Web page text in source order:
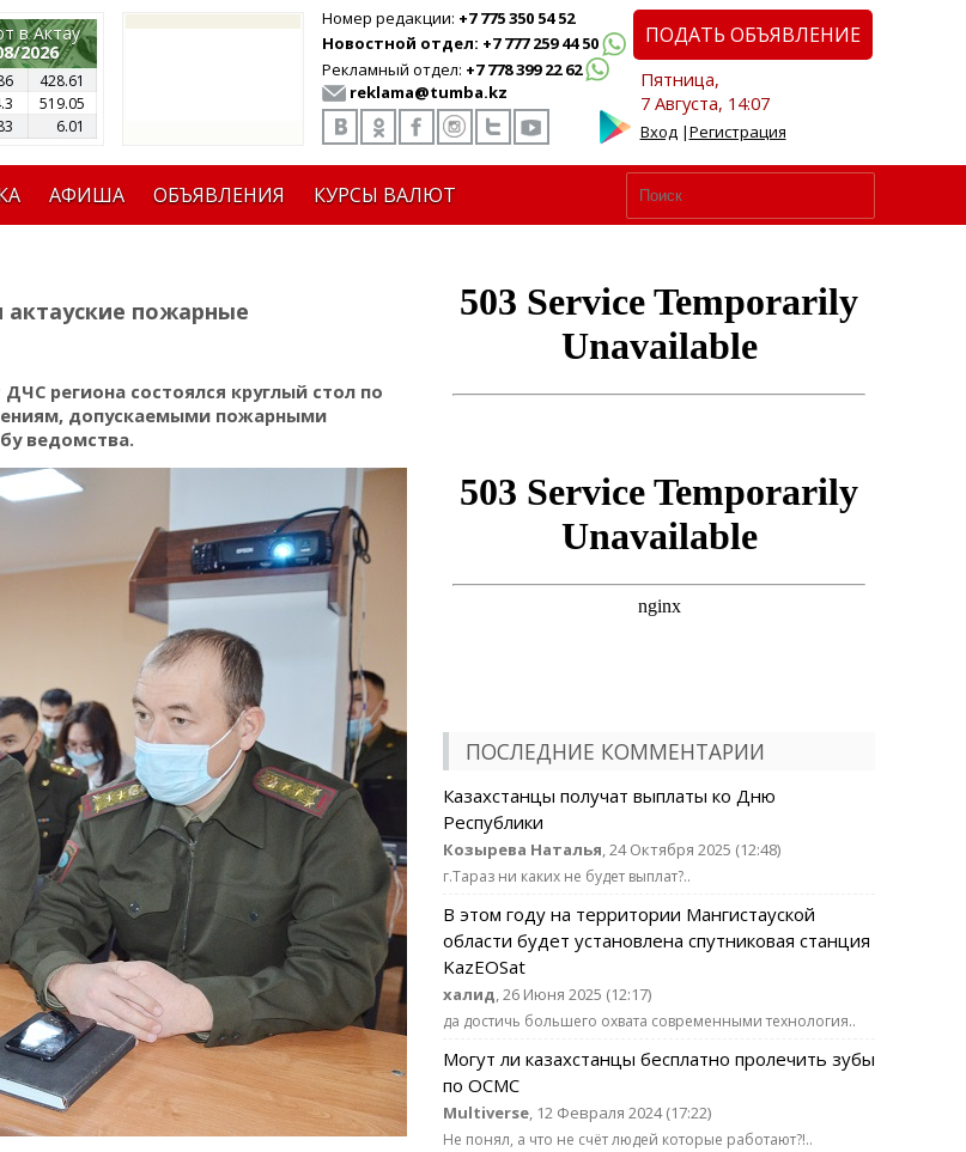
в Актау
2026
428.61
519.05
6.01
Номер редакции: +7 775 350 54 52
Новостной отдел: +7 777 259 44 50
Рекламный отдел: +7 778 399 22 62
reklama@tumba.kz
ПОДАТЬ ОБЪЯВЛЕНИЕ
Пятница,
7 Августа, 14:07
Вход|Регистрация
АФИША ОБЪЯВЛЕНИЯ КУРСЫ ВАЛЮТ
пожарные
региона состоялся круглый стол по
допускаемыми пожарными
ведомства.
ПОСЛЕДНИЕ КОММЕНТАРИИ
Казахстанцы получат выплаты ко Дню
Республики
Козырева Наталья, 24 Октября 2025 (12:48)
г.Тараз ни каких не будет выплат?..
В этом году на территории Мангистауской
области будет установлена спутниковая станция
KazEOSat
халид, 26 Июня 2025 (12:17)
да достичь большего охвата современными технология..
Могут ли казахстанцы бесплатно пролечить зубы
по ОСМС
Multiverse, 12 Февраля 2024 (17:22)
Не понял, а что не счёт людей которые работают?!..